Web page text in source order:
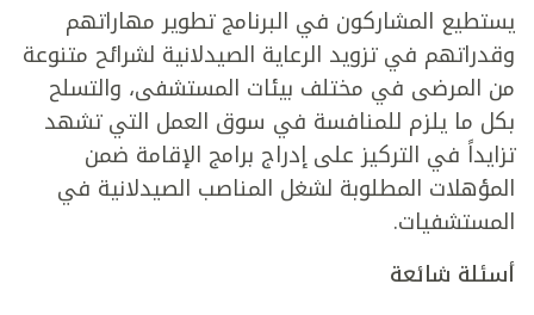
يستطيع المشاركون في البرنامج تطوير مهاراتهم
وقدراتهم في تزويد الرعاية الصيدلانية لشرائح متنوعة
من المرضى في مختلف بيئات المستشفى، والتسلح
بكل ما يلزم للمنافسة في سوق العمل التي تشهد
تزايداً في التركيز على إدراج برامج الإقامة ضمن
المؤهلات المطلوبة لشغل المناصب الصيدلانية في
المستشفيات.
أسئلة شائعة